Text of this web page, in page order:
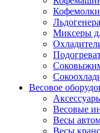
Кофемолки
Миксеры
Весовое
Весовые
Весы
Весы